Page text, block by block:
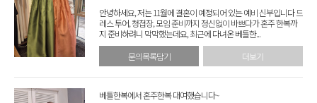
안녕하세요, 저는 11월에 결혼이 예정되어 있는 예비 신부입니다 드
레스 투어, 청첩장, 모임 준비까지 정신없이 바쁘다가 혼주 한복까
지 준비하려니 막막했는데요, 최근에 다녀온 베틀한...
문의목록담기
더보기
베틀한복에서 혼주한복 대여했습니다~